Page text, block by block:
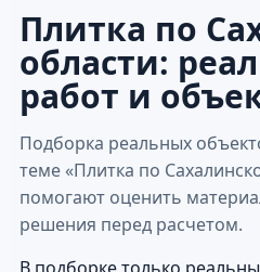
Плитка по
области:
работ и
Подборка реальных
теме «Плитка по
помогают оценить
решения перед расчетом.